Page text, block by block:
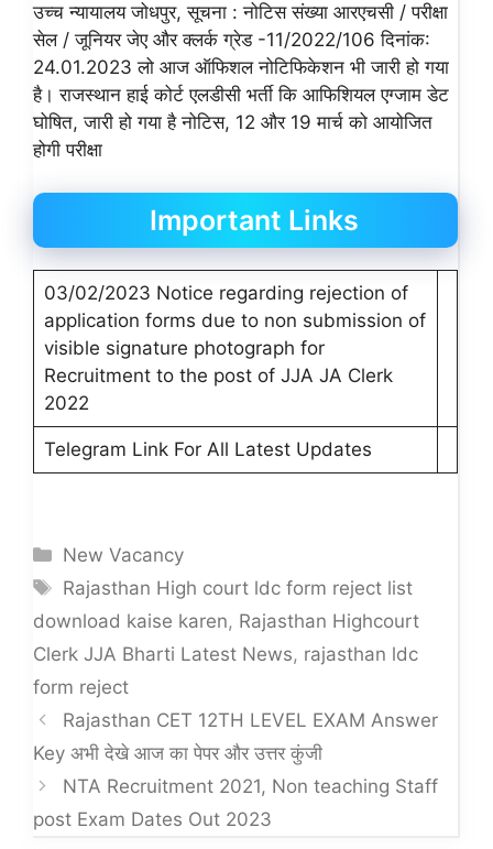
उच्च न्यायालय जोधपुर, सूचना : नोटिस संख्या आरएचसी / परीक्षा
सेल / जूनियर जेए और क्लर्क ग्रेड -11/2022/106 दिनांक:
24.01.2023 लो आज ऑफिशल नोटिफिकेशन भी जारी हो गया
है। राजस्थान हाई कोर्ट एलडीसी भर्ती कि आफिशियल एग्जाम डेट
घोषित, जारी हो गया है नोटिस, 12 और 19 मार्च को आयोजित
होगी परीक्षा
Important Links
03/02/2023 Notice regarding rejection of
application forms due to non submission of
visible signature photograph for
Recruitment to the post of JJA JA Clerk
2022
Telegram Link For All Latest Updates
Categories
New Vacancy
Tags
Rajasthan High court ldc form reject list
download kaise karen, Rajasthan Highcourt
Clerk JJA Bharti Latest News, rajasthan ldc
form reject
Rajasthan CET 12TH LEVEL EXAM Answer
Key अभी देखे आज का पेपर और उत्तर कुंजी
NTA Recruitment 2021, Non teaching Staff
post Exam Dates Out 2023